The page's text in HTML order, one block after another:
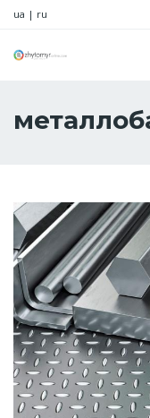
ua | ru